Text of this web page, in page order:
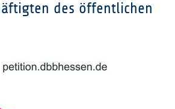
des öffentlichen